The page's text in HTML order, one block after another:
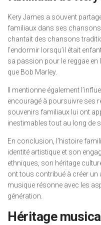
Kery James a souvent
familiaux dans ses
chantait des chansons
l’endormir lorsqu’il était
sa passion pour le reggae
que Bob Marley.
Il mentionne également
encouragé à poursuivre ses
souvenirs familiaux lui ont
inestimables tout au long de
En conclusion, l’histoire
identité artistique et son
ethniques, son héritage
ont tous contribué à créer un
musique résonne avec les
génération.
Héritage